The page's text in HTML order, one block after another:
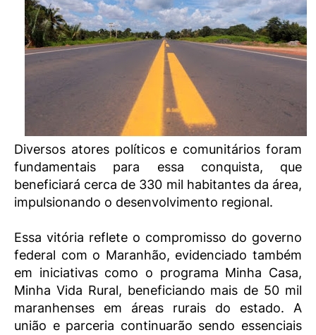
Diversos atores políticos e comunitários foram
fundamentais para essa conquista, que
beneficiará cerca de 330 mil habitantes da área,
impulsionando o desenvolvimento regional.
Essa vitória reflete o compromisso do governo
federal com o Maranhão, evidenciado também
em iniciativas como o programa Minha Casa,
Minha Vida Rural, beneficiando mais de 50 mil
maranhenses em áreas rurais do estado. A
união e parceria continuarão sendo essenciais